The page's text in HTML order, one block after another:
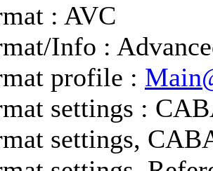
: AVC
Info :
profile :
settings :
settings,